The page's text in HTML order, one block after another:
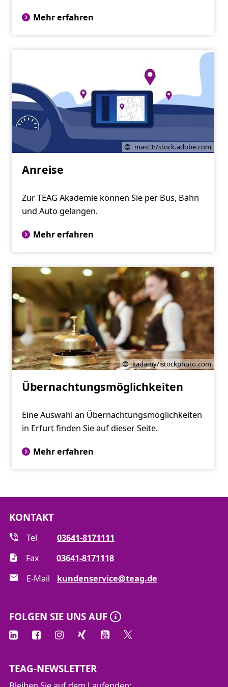
Mehr erfahren
mast3r/stock.adobe.com
Anreise
Zur TEAG Akademie können Sie per Bus, Bahn
und Auto gelangen.
Mehr erfahren
kadamy/istockphoto.com
Übernachtungsmöglichkeiten
Eine Auswahl an Übernachtungsmöglichkeiten
in Erfurt finden Sie auf dieser Seite.
Mehr erfahren
KONTAKT
Tel
03641-8171111
Fax
03641-8171118
E-Mail
kundenservice@teag.de
FOLGEN SIE UNS AUF
TEAG-NEWSLETTER